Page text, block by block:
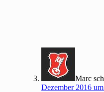
Marc
Dezember 2016